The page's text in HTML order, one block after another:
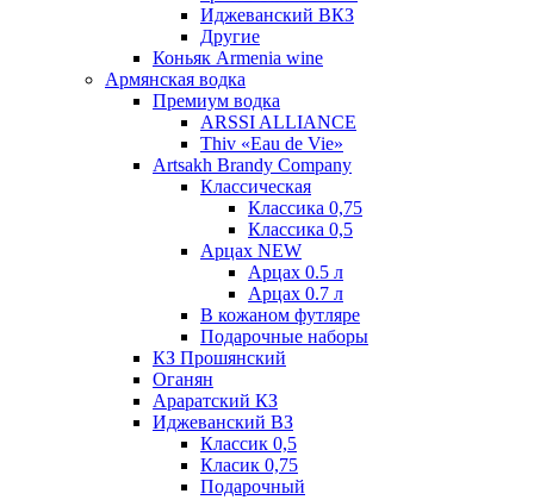
Иджеванский ВКЗ
Другие
Коньяк Armenia wine
Армянская водка
Премиум водка
ARSSI ALLIANCE
Thiv «Eau de Vie»
Artsakh Brandy Company
Классическая
Классика 0,75
Классика 0,5
Арцах NEW
Арцах 0.5 л
Арцах 0.7 л
В кожаном футляре
Подарочные наборы
КЗ Прошянский
Оганян
Араратский КЗ
Иджеванский ВЗ
Классик 0,5
Класик 0,75
Подарочный